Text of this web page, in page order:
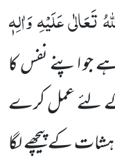
تَعَالٰی عَلَیْہِ وَاٰلِہٖ
جو اپنے نفس کا
لئے عمل کرے
کے پیچھے لگا